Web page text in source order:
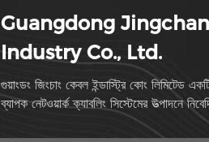
Guangdong
Industry Co., Ltd.
গুয়াংডং জিংচাং কেবল ইন্ডাস্ট্রি কোং লিমিটেড
ব্যাপক নেটওয়ার্ক ক্যাবলিং সিস্টেমের উত্পাদনে